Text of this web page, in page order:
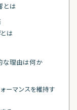
とは
は
な理由は何か
ーマンスを維持す